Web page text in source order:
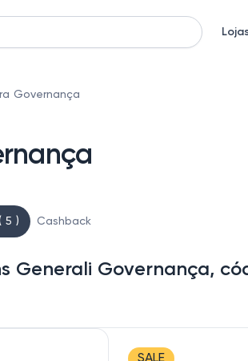
Governança
5 ) Cashback
Generali Governança,